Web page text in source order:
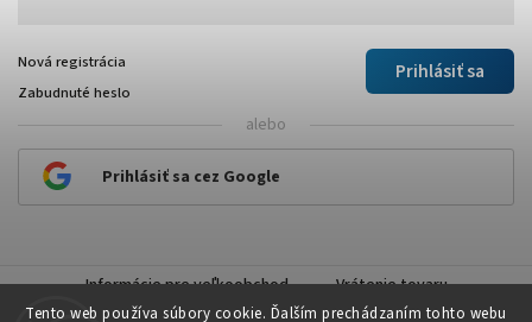
Tento web používa súbory cookie. Ďalším prechádzaním tohto webu
Prihlásiť sa
Nová registrácia
Zabudnuté heslo
alebo
Prihlásiť sa cez Google
Informácie pre veľkoobchod Vrátenie tovaru